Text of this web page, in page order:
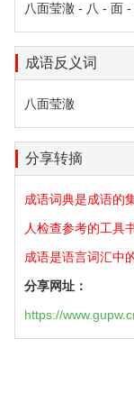
八面莹澈 - 八 - 面
成语反义词
八面莹澈
分享转摘
成语词典是成语的
人检查参考的工具书
成语是语言词汇中
分享网址：
https://